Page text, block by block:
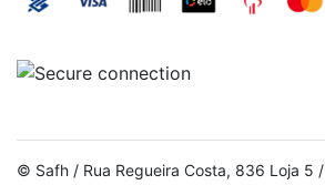
© Safh / Rua Regueira Costa, 836 Loja 5 /